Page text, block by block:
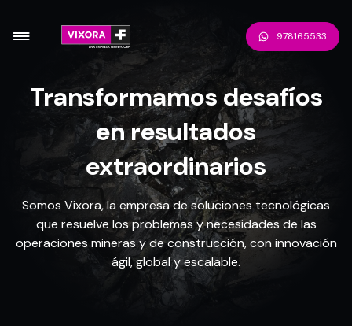
978165533
Transformamos desafíos
en resultados
extraordinarios
Somos Vixora, la empresa de soluciones tecnológicas
que resuelve los problemas y necesidades de las
operaciones mineras y de construcción, con innovación
ágil, global y escalable.